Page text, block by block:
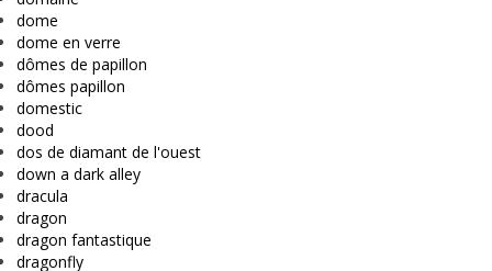
dome
dome en verre
dômes de papillon
dômes papillon
domestic
dood
dos de diamant de l'ouest
down a dark alley
dracula
dragon
dragon fantastique
dragonfly